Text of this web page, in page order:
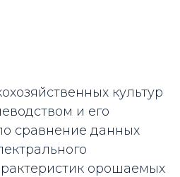
культур
и его
сравнение данных
орошаемых